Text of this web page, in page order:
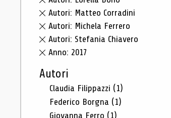
Autori: Matteo Corradini
Autori: Michela Ferrero
Autori: Stefania Chiavero
Anno: 2017
Autori
Claudia Filippazzi (1)
Federico Borgna (1)
Giovanna Ferro (1)